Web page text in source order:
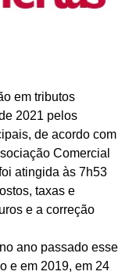
em tributos
2021 pelos
de acordo com
Comercial
atingida às 7h53
taxas e
e a correção
ano passado esse
e em 2019, em 24